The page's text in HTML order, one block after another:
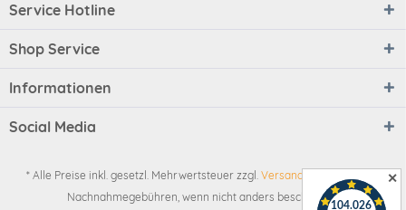
✕
Service Hotline
Shop Service
Informationen
Social Media
* Alle Preise inkl. gesetzl. Mehrwertsteuer zzgl. Versandkosten
Nachnahmegebühren, wenn nicht anders beschrieben